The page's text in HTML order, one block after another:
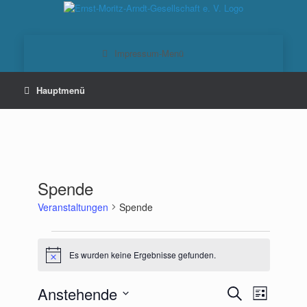
Spende
Veranstaltungen Spende
HinweisEs wurden keine Ergebnisse gefunden.
Veranstaltungen
Suche
Suche
Ansichten-
Liste
Anstehende